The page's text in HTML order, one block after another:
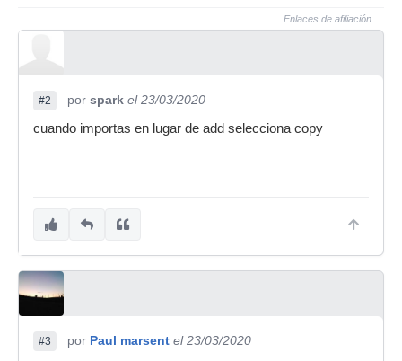
Enlaces de afiliación
#2 por spark el 23/03/2020
cuando importas en lugar de add selecciona copy
#3 por Paul marsent el 23/03/2020